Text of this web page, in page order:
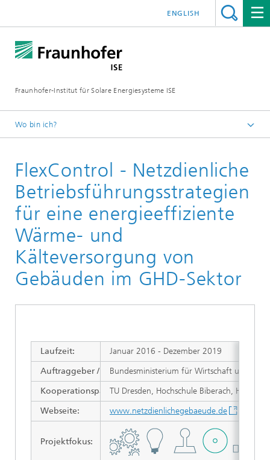
Fraunhofer-Institut für Solare Energiesysteme ISE
ENGLISH
Wo bin ich?
Forschungsprojekte
FlexControl - Netzdienliche
Betriebsführungsstrategien
für eine energieeffiziente
Wärme- und
Kälteversorgung von
Gebäuden im GHD-Sektor
Januar 2016 - Dezember 2019
Bundesministerium für Wirtschaft und
TU Dresden, Hochschule Biberach,
www.netzdienlichegebaeude.de
Laufzeit:
Auftraggeber / Zuwendungsgeber:
Kooperationspartner:
Webseite:
Projektfokus: